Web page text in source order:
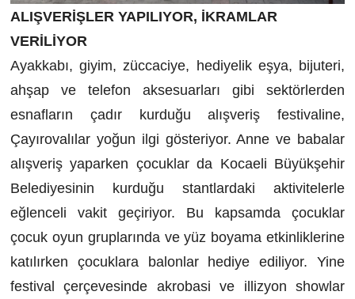
ALIŞVERİŞLER YAPILIYOR, İKRAMLAR
VERİLİYOR
Ayakkabı, giyim, züccaciye, hediyelik eşya, bijuteri,
ahşap ve telefon aksesuarları gibi sektörlerden
esnafların çadır kurduğu alışveriş festivaline,
Çayırovalılar yoğun ilgi gösteriyor. Anne ve babalar
alışveriş yaparken çocuklar da Kocaeli Büyükşehir
Belediyesinin kurduğu stantlardaki aktivitelerle
eğlenceli vakit geçiriyor. Bu kapsamda çocuklar
çocuk oyun gruplarında ve yüz boyama etkinliklerine
katılırken çocuklara balonlar hediye ediliyor. Yine
festival çerçevesinde akrobasi ve illizyon showlar